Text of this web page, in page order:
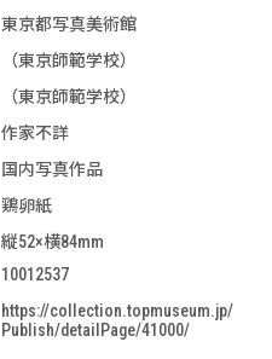
東京都写真美術館
（東京師範学校）
（東京師範学校）
作家不詳
国内写真作品
鶏卵紙
縦52×横84mm
10012537
https://collection.topmuseum.jp/
Publish/detailPage/41000/